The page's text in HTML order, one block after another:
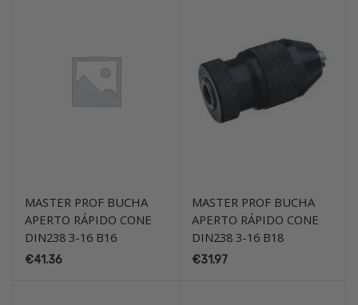
MASTER PROF BUCHA
APERTO RÁPIDO CONE
DIN238 3-16 B16
€41.36
MASTER PROF BUCHA
APERTO RÁPIDO CONE
DIN238 3-16 B18
€31.97